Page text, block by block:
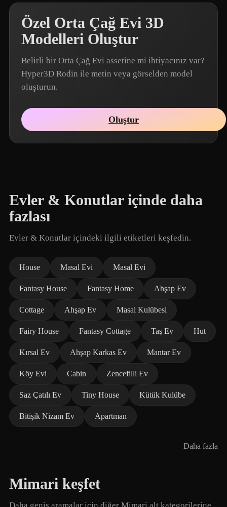
Özel Orta Çağ Evi 3D
Modelleri Oluştur
Belirli bir Orta Çağ Evi assetine mi ihtiyacınız var?
Hyper3D Rodin ile metin veya görselden model
oluşturun.
Oluştur
Evler & Konutlar içinde daha
fazlası
Evler & Konutlar içindeki ilgili etiketleri keşfedin.
House Masal Evi Masal Evi
Fantasy House Fantasy Home Ahşap Ev
Cottage Ahşap Ev Masal Kulübesi
Fairy House Fantasy Cottage Taş Ev Hut
Kırsal Ev Ahşap Karkas Ev Mantar Ev
Köy Evi Cabin Zencefilli Ev
Saz Çatılı Ev Tiny House Kütük Kulübe
Bitişik Nizam Ev Apartman
Daha fazla
Mimari keşfet